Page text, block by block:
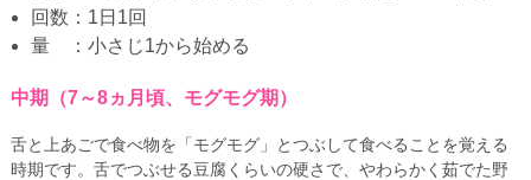
回数：1日1回
量 ：小さじ1から始める
中期（7～8ヵ月頃、モグモグ期）
舌と上あごで食べ物を「モグモグ」とつぶして食べることを覚える
時期です。舌でつぶせる豆腐くらいの硬さで、やわらかく茹でた野